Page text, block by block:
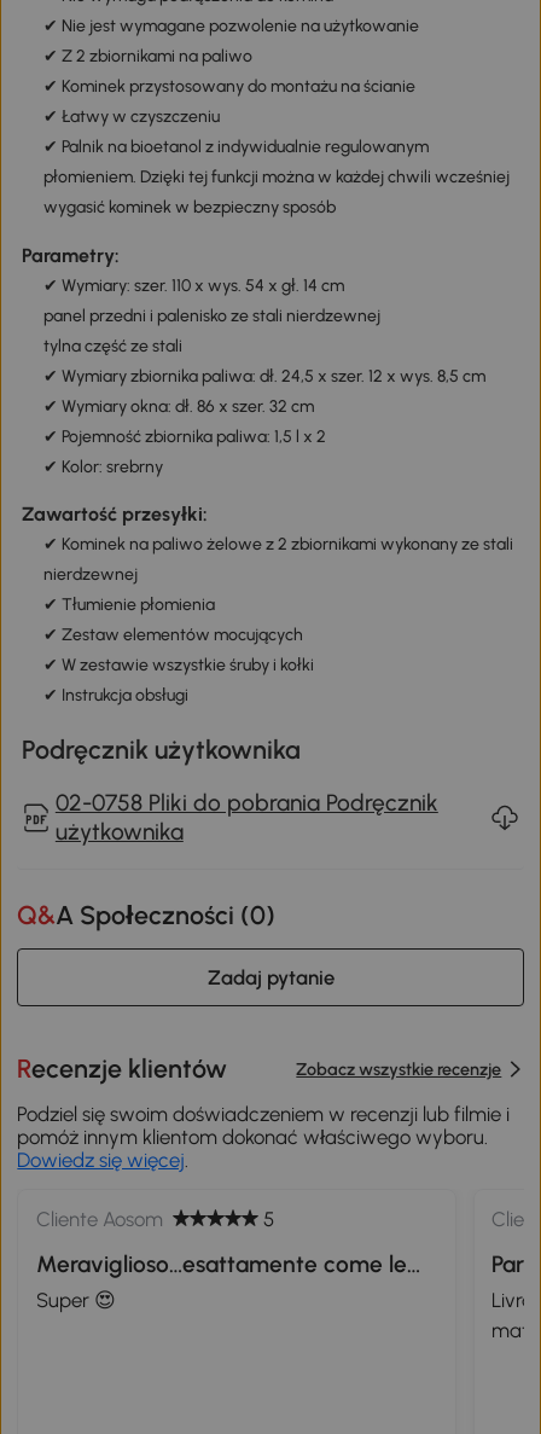
✔ Nie jest wymagane pozwolenie na użytkowanie
✔ Z 2 zbiornikami na paliwo
✔ Kominek przystosowany do montażu na ścianie
✔ Łatwy w czyszczeniu
✔ Palnik na bioetanol z indywidualnie regulowanym
płomieniem. Dzięki tej funkcji można w każdej chwili wcześniej
wygasić kominek w bezpieczny sposób
Parametry:
✔ Wymiary: szer. 110 x wys. 54 x gł. 14 cm
panel przedni i palenisko ze stali nierdzewnej
tylna część ze stali
✔ Wymiary zbiornika paliwa: dł. 24,5 x szer. 12 x wys. 8,5 cm
✔ Wymiary okna: dł. 86 x szer. 32 cm
✔ Pojemność zbiornika paliwa: 1,5 l x 2
✔ Kolor: srebrny
Zawartość przesyłki:
✔ Kominek na paliwo żelowe z 2 zbiornikami wykonany ze stali
nierdzewnej
✔ Tłumienie płomienia
✔ Zestaw elementów mocujących
✔ W zestawie wszystkie śruby i kołki
✔ Instrukcja obsługi
Podręcznik użytkownika
02-0758 Pliki do pobrania Podręcznik
użytkownika
Q&A Społeczności (0)
Zadaj pytanie
Recenzje klientów Zobacz wszystkie recenzje
Podziel się swoim doświadczeniem w recenzji lub filmie i
pomóż innym klientom dokonać właściwego wyboru.
Dowiedz się więcej
Cliente Aosom 5
Meraviglioso…esattamente come le
foto ,arrivato in anticipo di due giorni
Super 😍
Livraison